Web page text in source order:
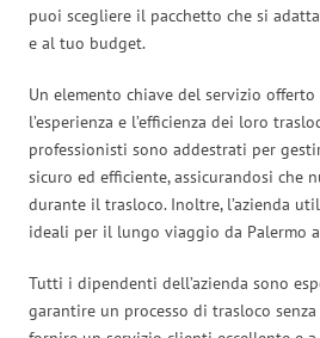
puoi scegliere il pacchetto che si
e al tuo budget.
Un elemento chiave del servizio
l’esperienza e l’efficienza dei loro
professionisti sono addestrati per
sicuro ed efficiente, assicurandosi che
durante il trasloco. Inoltre, l’azienda
ideali per il lungo viaggio da Palermo
Tutti i dipendenti dell’azienda sono
garantire un processo di trasloco